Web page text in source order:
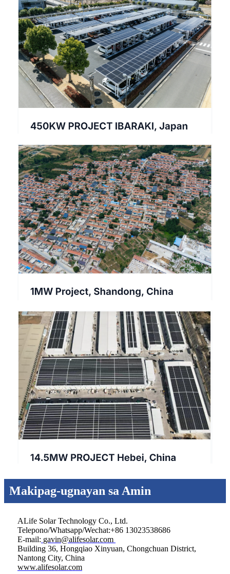
Makipag-ugnayan sa Amin
ALife Solar Technology Co., Ltd.
Telepono/Whatsapp/Wechat:+86 13023538686
E-mail: gavin@alifesolar.com
Building 36, Hongqiao Xinyuan, Chongchuan District,
Nantong City, China
www.alifesolar.com